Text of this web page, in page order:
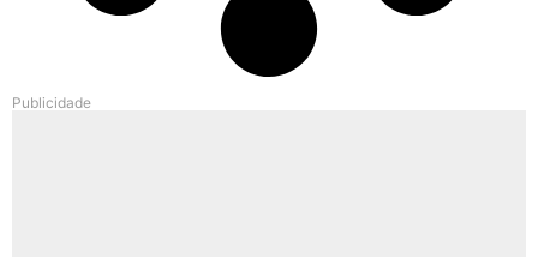
Publicidade